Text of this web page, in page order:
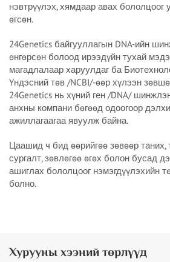
нэвтрүүлэх, хямдаар авах бололцоог
өгсөн.
24Genetics байгууллагын DNA-ийн
өнгөрсөн болоод ирээдүйн тухай
магадлалаар харуулдаг ба
Үндэсний төв /NCBI/-өөр хүлээн
24Genetics нь хүний ген /DNA/
анхны компани бөгөөд одоогоор
ажиллагаагаа явуулж байна.
Цаашид ч бид өөрийгөө зөвөөр таних,
сургалт, зөвлөгөө өгөх болон бусад
ашиглах бололцоог нэмэгдүүлэхийн
болно.
Хурууны хээний төрлүүд